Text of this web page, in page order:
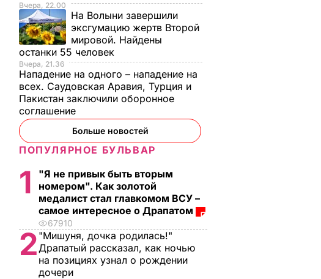
Вчера, 22.00
На Волыни завершили
эксгумацию жертв Второй
мировой. Найдены
останки 55 человек
Вчера, 21.36
Нападение на одного – нападение на
всех. Саудовская Аравия, Турция и
Пакистан заключили оборонное
соглашение
Больше новостей
ПОПУЛЯРНОЕ БУЛЬВАР
1
"Я не привык быть вторым
номером". Как золотой
медалист стал главкомом ВСУ –
самое интересное о Драпатом
67910
2 "Мишуня, дочка родилась!"
Драпатый рассказал, как ночью
на позициях узнал о рождении
дочери